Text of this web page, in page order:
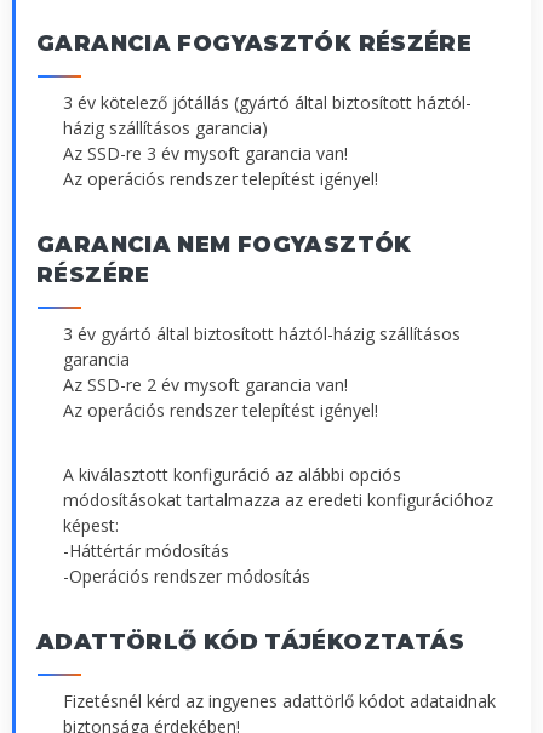
GARANCIA FOGYASZTÓK RÉSZÉRE
3 év kötelező jótállás (gyártó által biztosított háztól-
házig szállításos garancia)
Az SSD-re 3 év mysoft garancia van!
Az operációs rendszer telepítést igényel!
GARANCIA NEM FOGYASZTÓK
RÉSZÉRE
3 év gyártó által biztosított háztól-házig szállításos
garancia
Az SSD-re 2 év mysoft garancia van!
Az operációs rendszer telepítést igényel!
A kiválasztott konfiguráció az alábbi opciós
módosításokat tartalmazza az eredeti konfigurációhoz
képest:
-Háttértár módosítás
-Operációs rendszer módosítás
ADATTÖRLŐ KÓD TÁJÉKOZTATÁS
Fizetésnél kérd az ingyenes adattörlő kódot adataidnak
biztonsága érdekében!